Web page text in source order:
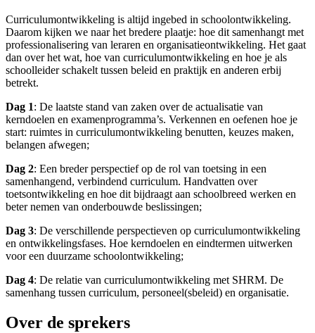
Curriculumontwikkeling is altijd ingebed in schoolontwikkeling.
Daarom kijken we naar het bredere plaatje: hoe dit samenhangt met
professionalisering van leraren en organisatieontwikkeling. Het gaat
dan over het wat, hoe van curriculumontwikkeling en hoe je als
schoolleider schakelt tussen beleid en praktijk en anderen erbij
betrekt.
Dag 1: De laatste stand van zaken over de actualisatie van
kerndoelen en examenprogramma’s. Verkennen en oefenen hoe je
start: ruimtes in curriculumontwikkeling benutten, keuzes maken,
belangen afwegen;
Dag 2: Een breder perspectief op de rol van toetsing in een
samenhangend, verbindend curriculum. Handvatten over
toetsontwikkeling en hoe dit bijdraagt aan schoolbreed werken en
beter nemen van onderbouwde beslissingen;
Dag 3: De verschillende perspectieven op curriculumontwikkeling
en ontwikkelingsfases. Hoe kerndoelen en eindtermen uitwerken
voor een duurzame schoolontwikkeling;
Dag 4: De relatie van curriculumontwikkeling met SHRM. De
samenhang tussen curriculum, personeel(sbeleid) en organisatie.
Over de sprekers